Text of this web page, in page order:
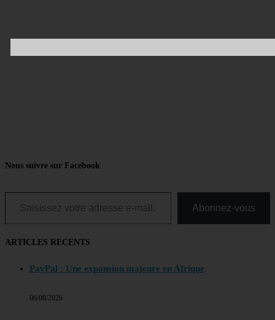
Nous suivre sur Facebook
Saisissez votre adresse e-mail…
Abonnez-vous
ARTICLES RECENTS
PayPal : Une expansion majeure en Afrique
06/08/2026